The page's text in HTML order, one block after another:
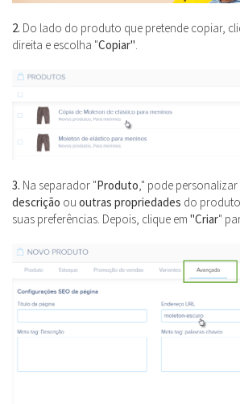
2. Do lado do produto que pretende copiar,
direita e escolha "Copiar".
3. Na separador "Produto ," pode personalizar
descrição ou outras propriedades do
suas preferências. Depois, clique em "Criar"